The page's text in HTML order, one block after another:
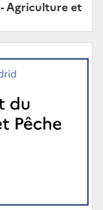
Agriculture et